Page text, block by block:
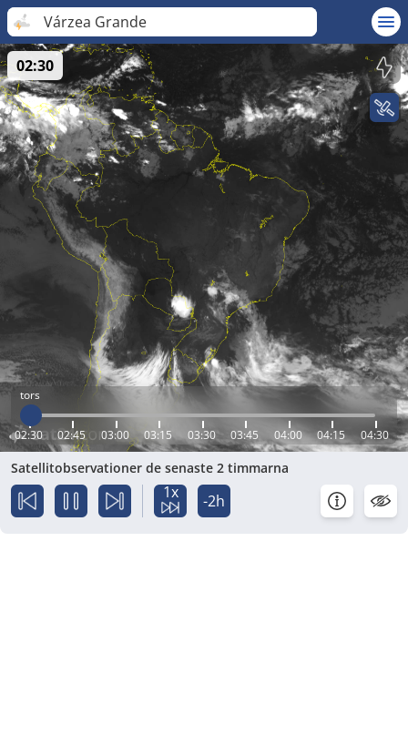
Várzea Grande
tors
02:30 02:45 03:00 03:15 03:30 03:45 04:00 04:15 04:30
02:30
Satellitobservationer de senaste 2 timmarna
1x -2h